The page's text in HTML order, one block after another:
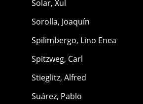
Solar, Xul
Sorolla, Joaquín
Spilimbergo, Lino Enea
Spitzweg, Carl
Stieglitz, Alfred
Suárez, Pablo